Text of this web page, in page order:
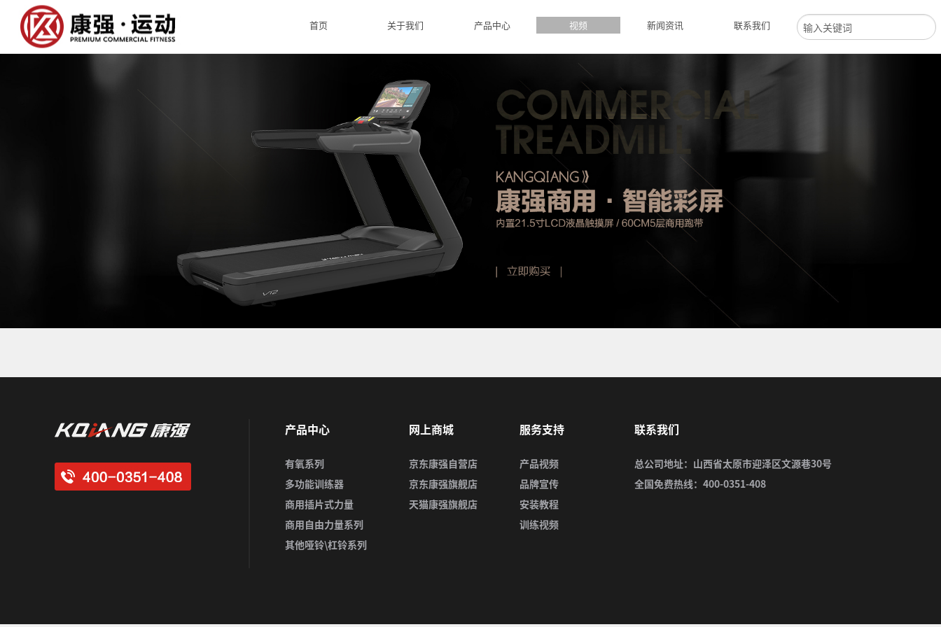
首页 关于我们 产品中心 视频 新闻资讯 联系我们
产品中心
有氧系列
多功能训练器
商用插片式力量
商用自由力量系列
其他哑铃\杠铃系列
网上商城
京东康强自营店
京东康强旗舰店
天猫康强旗舰店
服务支持
产品视频
品牌宣传
安装教程
训练视频
联系我们
总公司地址：山西省太原市迎泽区文源巷30号
全国免费热线：400-0351-408